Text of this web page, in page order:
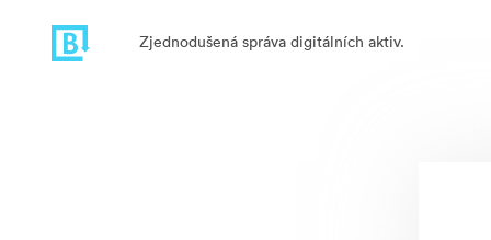
Zjednodušená správa digitálních aktiv.